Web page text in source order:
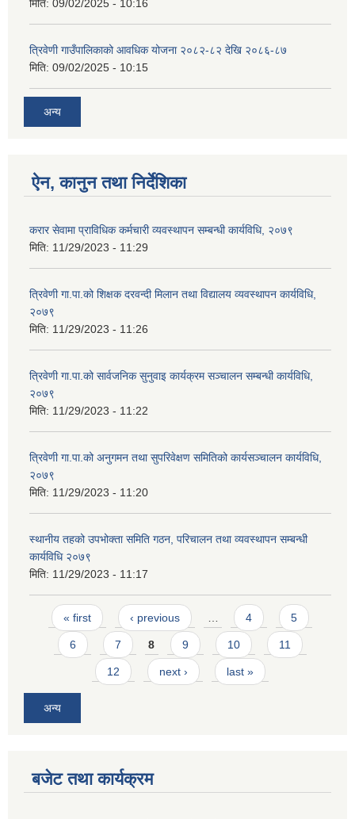
मिति: 09/02/2025 - 10:16
त्रिवेणी गाउँपालिकाको आवधिक योजना २०८२-८२ देखि २०८६-८७
मिति: 09/02/2025 - 10:15
अन्य
ऐन, कानुन तथा निर्देशिका
करार सेवामा प्राविधिक कर्मचारी व्यवस्थापन सम्बन्धी कार्यविधि, २०७९
मिति: 11/29/2023 - 11:29
त्रिवेणी गा.पा.को शिक्षक दरवन्दी मिलान तथा विद्यालय व्यवस्थापन कार्यविधि,
२०७९
मिति: 11/29/2023 - 11:26
त्रिवेणी गा.पा.को सार्वजनिक सुनुवाइ कार्यक्रम सञ्चालन सम्बन्धी कार्यविधि,
२०७९
मिति: 11/29/2023 - 11:22
त्रिवेणी गा.पा.को अनुगमन तथा सुपरिवेक्षण समितिको कार्यसञ्चालन कार्यविधि,
२०७९
मिति: 11/29/2023 - 11:20
स्थानीय तहको उपभोक्ता समिति गठन, परिचालन तथा व्यवस्थापन सम्बन्धी
कार्यविधि २०७९
मिति: 11/29/2023 - 11:17
Pages
« first ‹ previous 4 5
6 7 8 9 10 11
12 next › last »
अन्य
बजेट तथा कार्यक्रम